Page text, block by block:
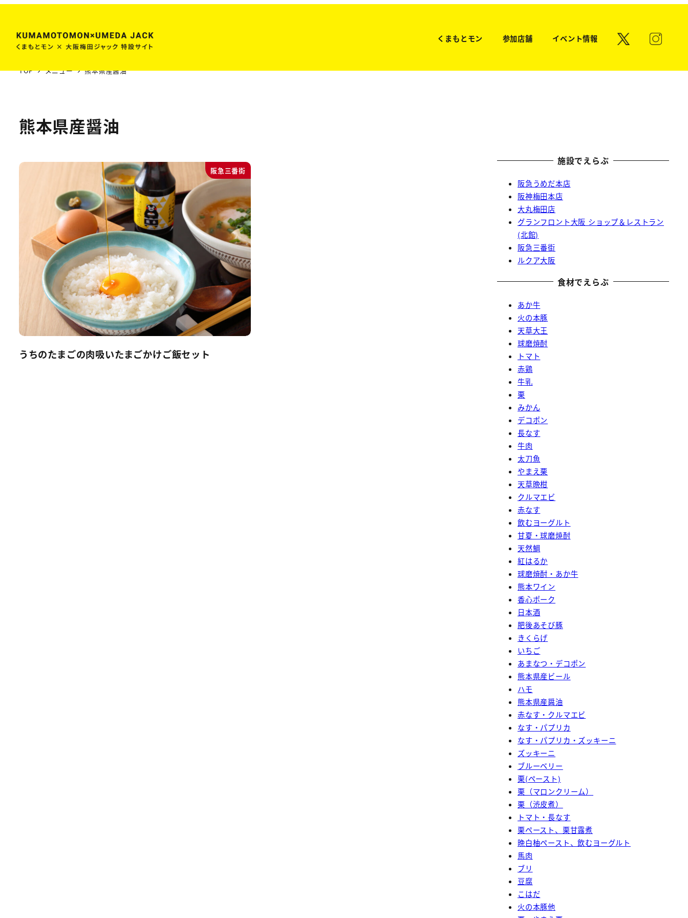
ン
くまもとモン 参加店舗 イベント情報
TOP メニュー 熊本県産醤油
熊本県産醤油
阪急三番街
うちのたまごの肉吸いたまごかけご飯セット
施設でえらぶ
阪急うめだ本店
阪神梅田本店
大丸梅田店
グランフロント大阪 ショップ＆レストラン
(北館)
阪急三番街
ルクア大阪
食材でえらぶ
あか牛
火の本豚
天草大王
球磨焼酎
トマト
赤鶏
牛乳
栗
みかん
デコポン
長なす
牛肉
太刀魚
やまえ栗
天草晩柑
クルマエビ
赤なす
飲むヨーグルト
甘夏・球磨焼酎
天然鯛
紅はるか
球磨焼酎・あか牛
熊本ワイン
香心ポーク
日本酒
肥後あそび豚
きくらげ
いちご
あまなつ・デコポン
熊本県産ビール
ハモ
熊本県産醤油
赤なす・クルマエビ
なす・パプリカ
なす・パプリカ・ズッキーニ
ズッキーニ
ブルーベリー
栗(ペースト)
栗（マロンクリーム）
栗（渋皮煮）
トマト・長なす
栗ペースト、栗甘露煮
晩白柚ペースト、飲むヨーグルト
馬肉
ブリ
豆腐
こはだ
火の本豚他